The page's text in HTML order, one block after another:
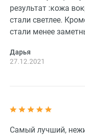
результат :кожа
стали светлее.
стали менее
Дарья
27.12.2021
Самый лучший,